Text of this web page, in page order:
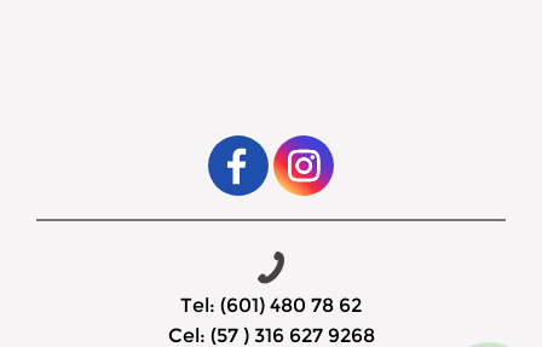
Tel: (601) 480 78 62
Cel: (57 ) 316 627 9268